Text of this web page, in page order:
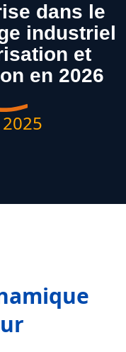
dans le
industriel
et
en 2026